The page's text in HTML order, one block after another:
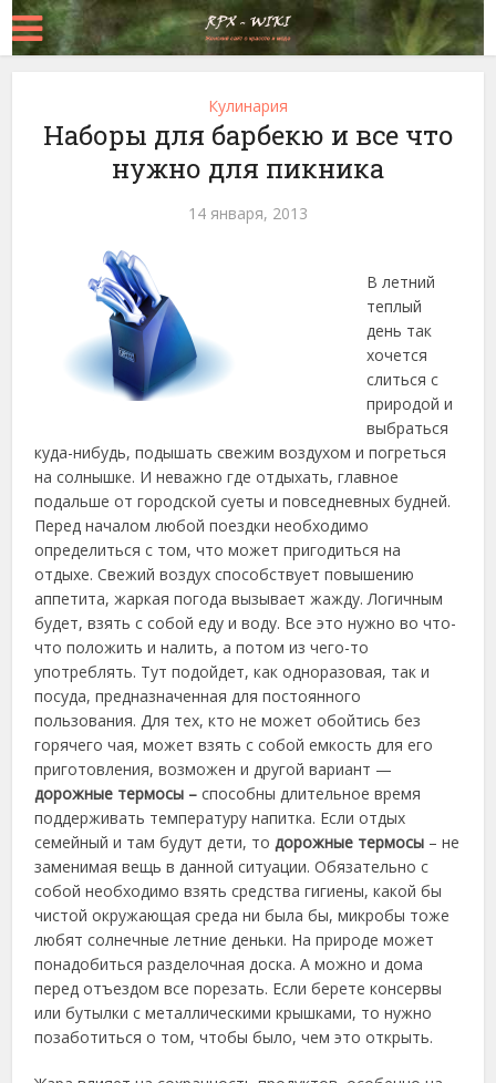
Кулинария
Наборы для барбекю и все что
нужно для пикника
14 января, 2013
В летний
теплый
день так
хочется
слиться с
природой и
выбраться
куда-нибудь, подышать свежим воздухом и погреться
на солнышке. И неважно где отдыхать, главное
подальше от городской суеты иповседневных будней.
Перед началом любой поездки необходимо
определиться с том, что может пригодиться на
отдыхе. Свежий воздух способствует повышению
аппетита, жаркая погода вызывает жажду. Логичным
будет, взять с собой еду и воду. Все это нужно во что-
что положить и налить, а потом из чего-то
употреблять. Тут подойдет, как одноразовая, так и
посуда, предназначенная для постоянного
пользования. Для тех, кто не может обойтись без
горячего чая, может взять с собой емкость для его
приготовления, возможен и другой вариант —
дорожные термосы – способны длительное время
поддерживать температуру напитка. Если отдых
семейный и там будут дети, тодорожные термосы – не
заменимая вещь в данной ситуации. Обязательно с
собой необходимо взять средства гигиены, какой бы
чистой окружающая среда ни была бы, микробы тоже
любят солнечные летние деньки. На природе может
понадобиться разделочная доска. А можно и дома
перед отъездом все порезать. Если берете консервы
или бутылки с металлическими крышками, то нужно
позаботиться о том, чтобы было, чем это открыть.